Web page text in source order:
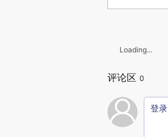
Loading...
评论区 0
登录